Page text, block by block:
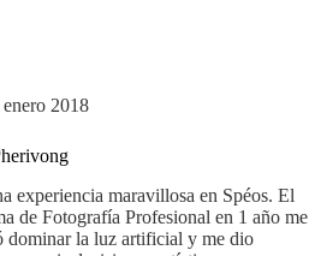
enero 2018
experiencia maravillosa en Spéos. El
de Fotografía Profesional en 1 año me
dominar la luz artificial y me dio